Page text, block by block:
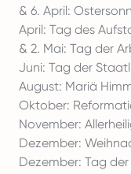
& 6. April:
April: Tag des
& 2. Mai: Tag der
Juni: Tag der
August: Mariä
Oktober:
November:
Dezember:
Dezember: Tag